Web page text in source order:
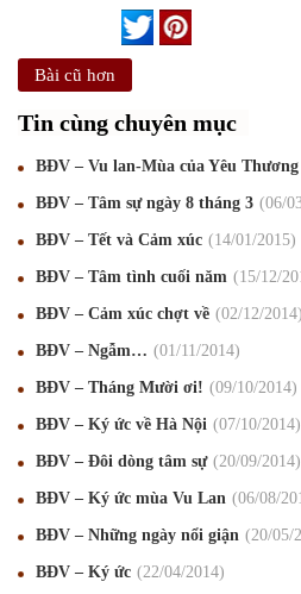
Bài cũ hơn
Tin cùng chuyên mục
BĐV – Vu lan-Mùa của Yêu Thương
BĐV – Tâm sự ngày 8 tháng 3 06/
BĐV – Tết và Cảm xúc 14/01 /2015
BĐV – Tâm tình cuối năm 15/12/
BĐV – Cảm xúc chợt về 02/12/2014
BĐV – Ngẫm… 01 /11 /2014
BĐV – Tháng Mười ơi! 09/10/2014
BĐV – Ký ức về Hà Nội 07/10/2014
BĐV – Đôi dòng tâm sự 20/09/2014
BĐV – Ký ức mùa Vu Lan 06/08/
BĐV – Những ngày nổi giận 20/05/
BĐV – Ký ức 22/04/2014
Mừng Xuân Canh Tý 2020 22/01/
Chúc mừng Giáng sinh và Năm mới
Chúc mừng Giáng sinh và Năm mới
Mừng Xuân Bính Ngọ 2026 15/02/2026
Chúc mừng Giáng sinh và Năm mới
Mừng Xuân Giáp Thìn 2024 09/02/
Chúc mừng Giáng sinh và Năm mới